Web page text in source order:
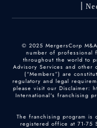
© 2025 MergersCorp
number of professional
throughout the world to
Advisory Services and other
(“Members”) are
regulatory and legal
please visit our Disclaimer:
International's franchising
The franchising program is
registered office at 71-75